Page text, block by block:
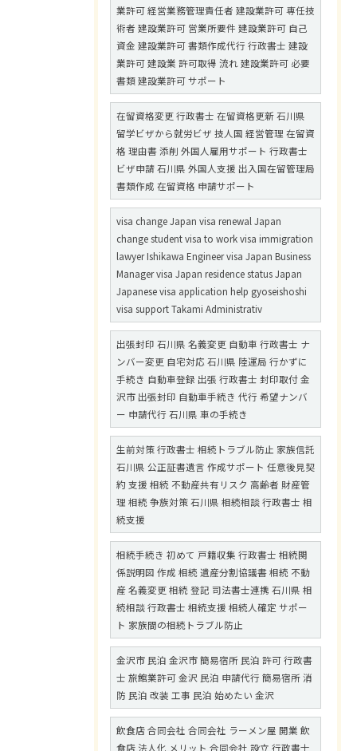
業許可 経営業務管理責任者 建設業許可 専任技
術者 建設業許可 営業所要件 建設業許可 自己
資金 建設業許可 書類作成代行 行政書士 建設
業許可 建設業 許可取得 流れ 建設業許可 必要
書類 建設業許可 サポート
在留資格変更 行政書士 在留資格更新 石川県
留学ビザから就労ビザ 技人国 経営管理 在留資
格 理由書 添削 外国人雇用サポート 行政書士
ビザ申請 石川県 外国人支援 出入国在留管理局
書類作成 在留資格 申請サポート
visa change Japan visa renewal Japan
change student visa to work visa immigration
lawyer Ishikawa Engineer visa Japan Business
Manager visa Japan residence status Japan
Japanese visa application help gyoseishoshi
visa support Takami Administrativ
出張封印 石川県 名義変更 自動車 行政書士 ナ
ンバー変更 自宅対応 石川県 陸運局 行かずに
手続き 自動車登録 出張 行政書士 封印取付 金
沢市 出張封印 自動車手続き 代行 希望ナンバ
ー 申請代行 石川県 車の手続き
生前対策 行政書士 相続トラブル防止 家族信託
石川県 公正証書遺言 作成サポート 任意後見契
約 支援 相続 不動産共有リスク 高齢者 財産管
理 相続 争族対策 石川県 相続相談 行政書士 相
続支援
相続手続き 初めて 戸籍収集 行政書士 相続関
係説明図 作成 相続 遺産分割協議書 相続 不動
産 名義変更 相続 登記 司法書士連携 石川県 相
続相談 行政書士 相続支援 相続人確定 サポー
ト 家族間の相続トラブル防止
金沢市 民泊 金沢市 簡易宿所 民泊 許可 行政書
士 旅館業許可 金沢 民泊 申請代行 簡易宿所 消
防 民泊 改装 工事 民泊 始めたい 金沢
飲食店 合同会社 合同会社 ラーメン屋 開業 飲
食店 法人化 メリット 合同会社 設立 行政書士